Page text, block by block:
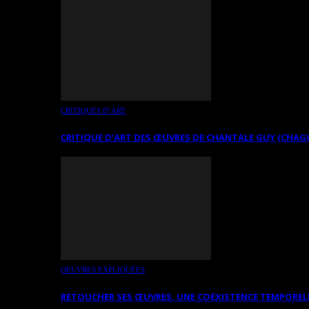
CRITIQUES D’ART
CRITIQUE D’ART DES ŒUVRES DE CHANTALE GUY
OEUVRES EXPLIQUÉES
RETOUCHER SES ŒUVRES. UNE COEXISTENCE